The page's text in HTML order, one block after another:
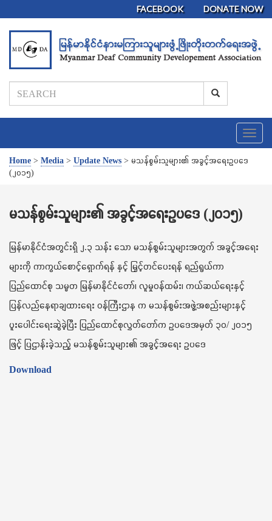
FACEBOOK DONATE NOW
T
o
Home > Media > Update News > မသန်စွမ်းသူများ၏ အခွင့်အရေးဥပဒေ
(၂၀၁၅)
မသန်စွမ်းသူများ၏ အခွင့်အရေးဥပဒေ (၂၀၁၅)
မြန်မာနိုင်ငံအတွင်းရှိ ၂.၃ သန်း သော မသန်စွမ်းသူများအတွက် အခွင့်အရေး
များကို ကာကွယ်စောင့်ရှောက်ရန် နှင့် မြှင့်တင်ပေးရန် ရည်ရွယ်ကာ
ပြည်ထောင်စု သမ္မတ မြန်မာနိုင်ငံတော်၊ လူမှုဝန်ထမ်း၊ ကယ်ဆယ်ရေးနှင့်
ပြန်လည်နေရာချထားရေး ဝန်ကြီးဌာန က မသန်စွမ်းအဖွဲ့အစည်းများနှင့်
ပူးပေါင်းရေးဆွဲခဲ့ပြီး ပြည်ထောင်စုလွှတ်တော်က ဥပဒေအမှတ် ၃၀/ ၂၀၁၅
ဖြင့် ပြဌာန်းခဲ့သည့် မသန်စွမ်းသူများ၏ အခွင့်အရေး ဥပဒေ
Download